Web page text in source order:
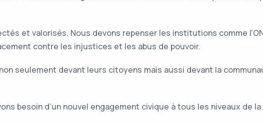
et valorisés. Nous devons repenser les institutions comme
contre les injustices et les abus de pouvoir.
seulement devant leurs citoyens mais aussi devant la
besoin d’un nouvel engagement civique à tous les niveaux de